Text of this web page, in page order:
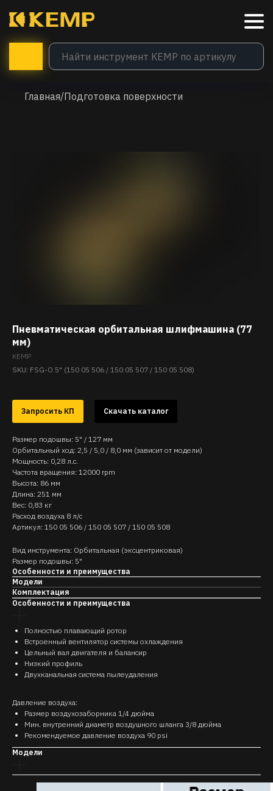
Главная/Подготовка поверхности
Пневматическая орбитальная шлифмашина (77
мм)
KEMP
SKU: FSG-O 5" (150 05 506 / 150 05 507 / 150 05 508)
Запросить КП Скачать каталог
Размер подошвы: 5" / 127 мм
Орбитальный ход: 2,5 / 5,0 / 8,0 мм (зависит от модели)
Мощность: 0,28 л.с.
Частота вращения: 12000 rpm
Высота: 86 мм
Длина: 251 мм
Вес: 0,83 кг
Расход воздуха 8 л/с
Артикул: 150 05 506 / 150 05 507 / 150 05 508
Вид инструмента: Орбитальная (эксцентриковая)
Размер подошвы: 5"
Особенности и преимущества
Модели
Комплектация
Особенности и преимущества
Полностью плавающий ротор
Встроенный вентилятор системы охлаждения
Цельный вал двигателя и балансир
Низкий профиль
Двухканальная система пылеудаления
Давление воздуха:
Размер воздухозаборника 1/4 дюйма
Мин. внутренний диаметр воздушного шланга 3/8 дюйма
Рекомендуемое давление воздуха 90 psi
Модели